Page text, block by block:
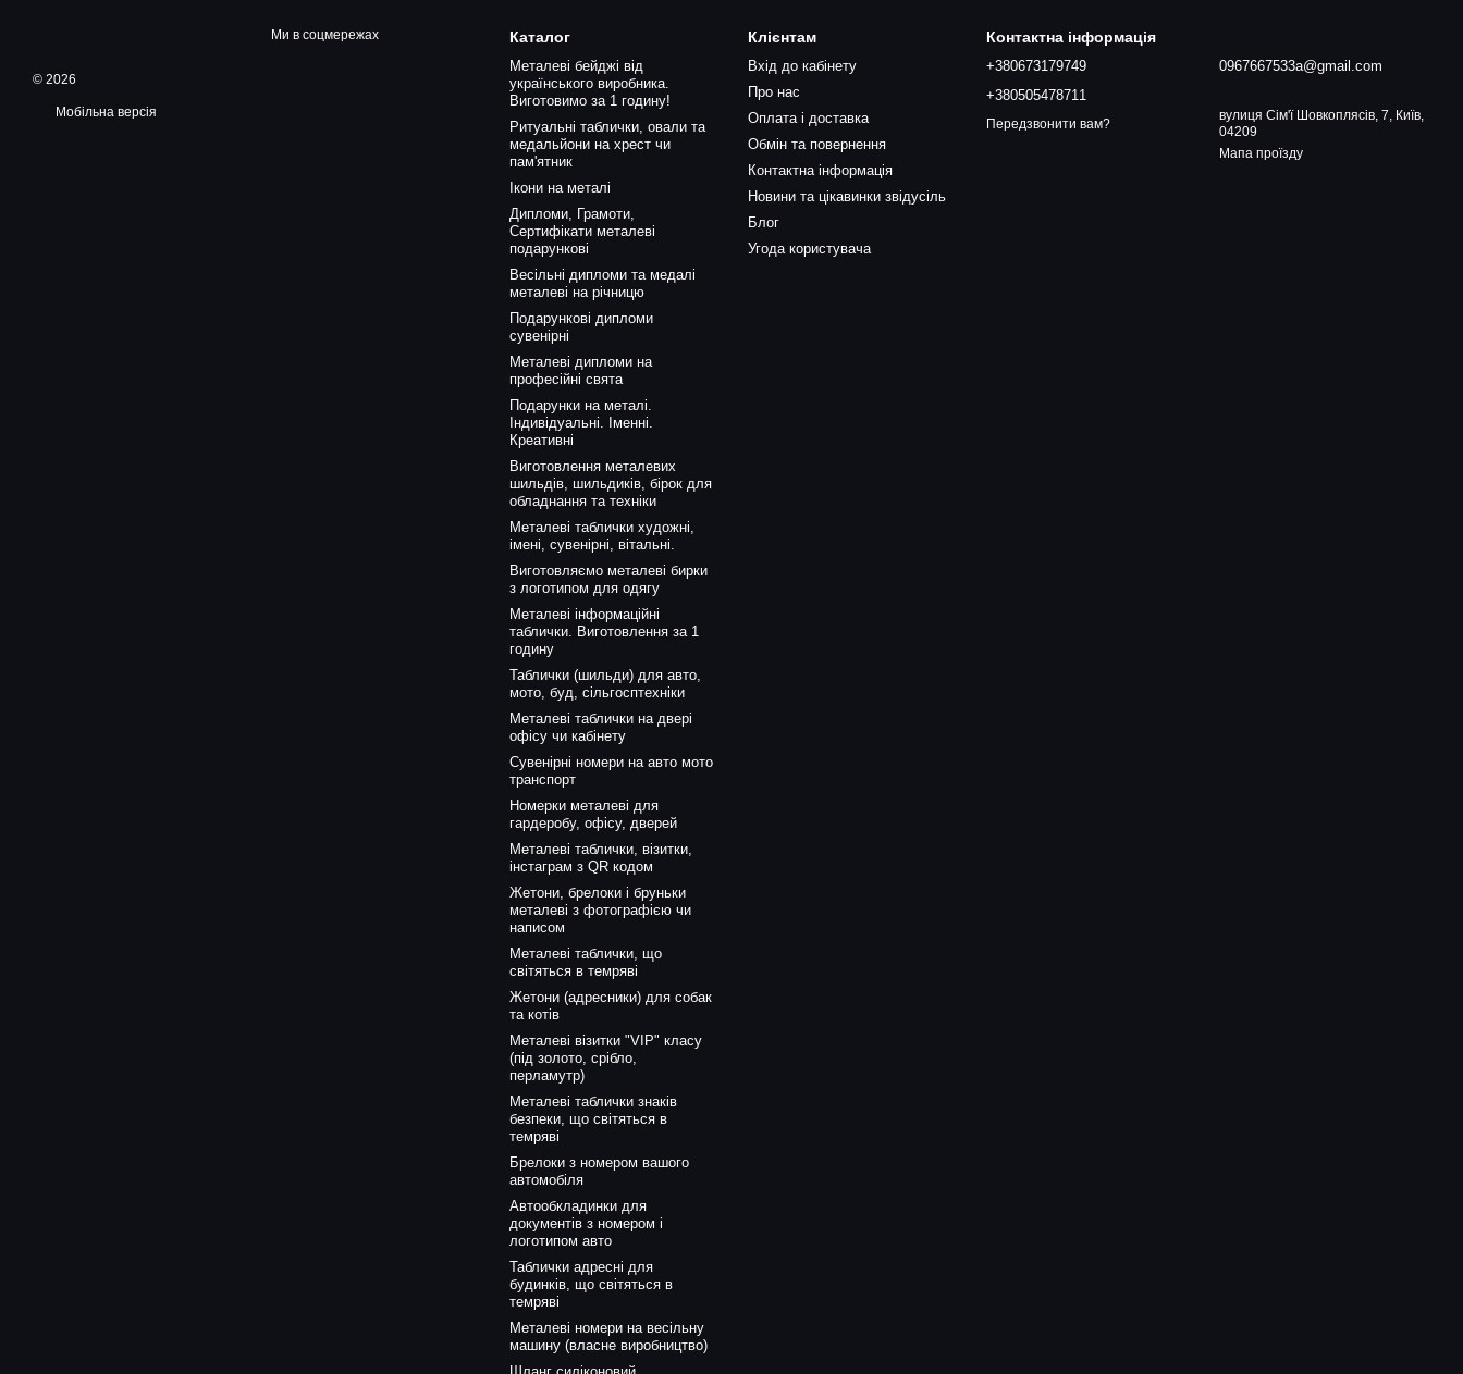
© 2026
Мобільна версія
Ми в соцмережах Каталог
Металеві бейджі від
українського виробника.
Виготовимо за 1 годину!
Ритуальні таблички, овали та
медальйони на хрест чи
пам'ятник
Ікони на металі
Дипломи, Грамоти,
Сертифікати металеві
подарункові
Весільні дипломи та медалі
металеві на річницю
Подарункові дипломи
сувенірні
Металеві дипломи на
професійні свята
Подарунки на металі.
Індивідуальні. Іменні.
Креативні
Виготовлення металевих
шильдів, шильдиків, бірок для
обладнання та техніки
Металеві таблички художні,
імені, сувенірні, вітальні.
Виготовляємо металеві бирки
з логотипом для одягу
Металеві інформаційні
таблички. Виготовлення за 1
годину
Таблички (шильди) для авто,
мото, буд, сільгосптехніки
Металеві таблички на двері
офісу чи кабінету
Сувенірні номери на авто мото
транспорт
Номерки металеві для
гардеробу, офісу, дверей
Металеві таблички, візитки,
інстаграм з QR кодом
Жетони, брелоки і бруньки
металеві з фотографією чи
написом
Металеві таблички, що
світяться в темряві
Жетони (адресники) для собак
та котів
Металеві візитки "VIP" класу
(під золото, срібло,
перламутр)
Металеві таблички знаків
безпеки, що світяться в
темряві
Брелоки з номером вашого
автомобіля
Автообкладинки для
документів з номером і
логотипом авто
Таблички адресні для
будинків, що світяться в
темряві
Металеві номери на весільну
машину (власне виробництво)
Клієнтам
Вхід до кабінету
Про нас
Оплата і доставка
Обмін та повернення
Контактна інформація
Новини та цікавинки звідусіль
Блог
Угода користувача
Контактна інформація
+380673179749
+380505478711
Передзвонити вам?
0967667533a@gmail.com
вулиця Сім'ї Шовкоплясів, 7, Київ,
04209
Мапа проїзду